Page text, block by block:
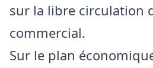
sur la libre circulation
commercial.
Sur le plan